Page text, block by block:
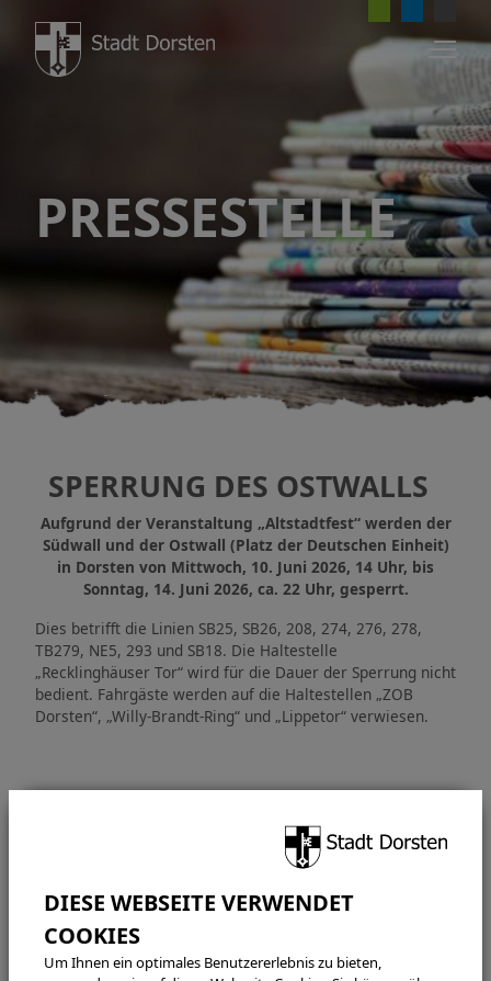
PRESSESTELLE
SPERRUNG DES OSTWALLS
Aufgrund der Veranstaltung „Altstadtfest“ werden der
Südwall und der Ostwall (Platz der Deutschen Einheit)
in Dorsten von Mittwoch, 10. Juni 2026, 14 Uhr, bis
Sonntag, 14. Juni 2026, ca. 22 Uhr, gesperrt.
Dies betrifft die Linien SB25, SB26, 208, 274, 276, 278,
TB279, NE5, 293 und SB18. Die Haltestelle
„Recklinghäuser Tor“ wird für die Dauer der Sperrung nicht
bedient. Fahrgäste werden auf die Haltestellen „ZOB
Dorsten“, „Willy-Brandt-Ring“ und „Lippetor“ verwiesen.
46284 Dorsten
pressestelle@dorsten.de
eingaben@dorsten.de
Um Ihnen ein optimales Benutzererlebnis zu bieten,